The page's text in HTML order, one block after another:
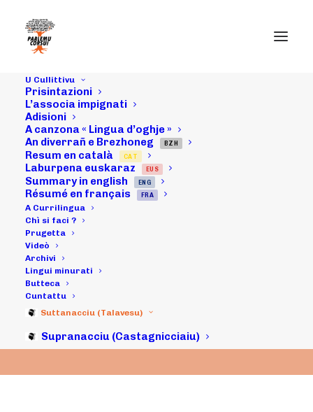
U Cullittivu
Prisintazioni
L’associa impignati
Adisioni
A canzona « Lingua d’oghje »
An diverrañ e Brezhoneg
BZH
Resum en català CAT
Laburpena euskaraz EUS
Summary in english ENG
Résumé en français FRA
A Currilingua
Chì si faci ?
Prugetta
Videò
Archivi
Lingui minurati
Butteca
Cuntattu
Suttanacciu (Talavesu)
Supranacciu (Castagnicciaiu)
Da u 17/11/16 à u
20/11/16 :
"PARLEMU
CORSU!" invitatu
d'unori in
Brittania
22/11/2016 | INARCHIVI